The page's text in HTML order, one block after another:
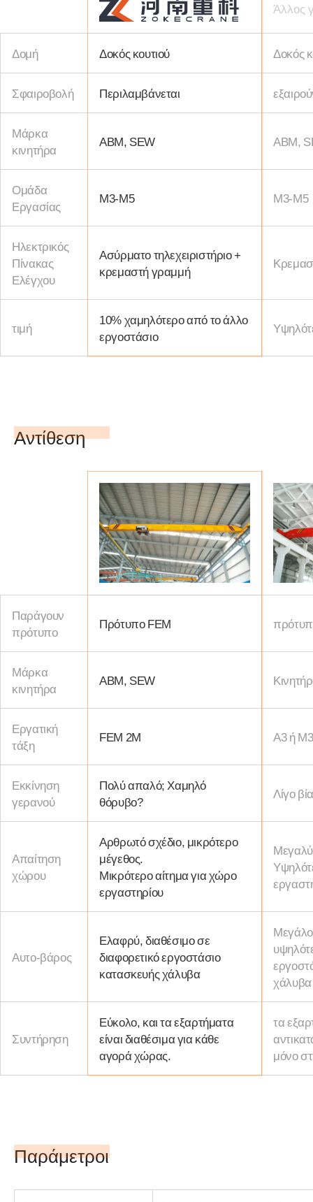
Άλλος
Δομή Δοκός κουτιού Δοκός
Σφαιροβολή Περιλαμβάνεται
Μάρκα
κινητήρα
ABM, SEW ABM,
Ομάδα
Εργασίας
Μ3-Μ5 Μ3-Μ5
Ηλεκτρικός
Πίνακας
Ελέγχου
Ασύρματο τηλεχειριστήριο +
κρεμαστή γραμμή
τιμή
10% χαμηλότερο από το άλλο
εργοστάσιο
Αντίθεση
Παράγουν
πρότυπο
Πρότυπο FEM
Μάρκα
κινητήρα
ABM, SEW
Εργατική
τάξη
FEM 2M Α3 ή Μ3
Εκκίνηση
γερανού
Πολύ απαλό; Χαμηλό
θόρυβο?
Λίγο
Απαίτηση
χώρου
Αρθρωτό σχέδιο, μικρότερο
μέγεθος.
Μικρότερο αίτημα για χώρο
εργαστηρίου
Αυτο-βάρος
Ελαφρύ, διαθέσιμο σε
διαφορετικό εργοστάσιο
κατασκευής χάλυβα
χάλυβα
Συντήρηση
Εύκολο, και τα εξαρτήματα
είναι διαθέσιμα για κάθε
αγορά χώρας.
τα
μόνο
Παράμετροι